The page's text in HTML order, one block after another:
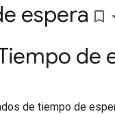
espera bookmark_border
de
de tiempo de